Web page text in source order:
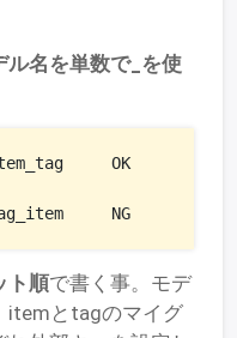
ル名を単数で_を使
OK
NG
ト順で書く事。モデ
itemとtagのマイグ